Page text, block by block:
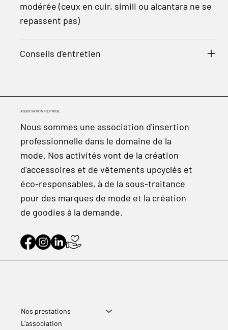
modérée (ceux en cuir, simili ou alcantara ne se
repassent pas)
Conseils d'entretien
ASSOCIATION REPRISE
Nous sommes une association d'insertion
professionnelle dans le domaine de la
mode. Nos activités vont de la création
d'accessoires et de vêtements upcyclés et
éco-responsables, à de la sous-traitance
pour des marques de mode et la création
de goodies à la demande.
Nos prestations
L'association